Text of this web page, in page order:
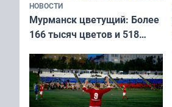
НОВОСТИ
Мурманск цветущий: Более
166 тысяч цветов и 518